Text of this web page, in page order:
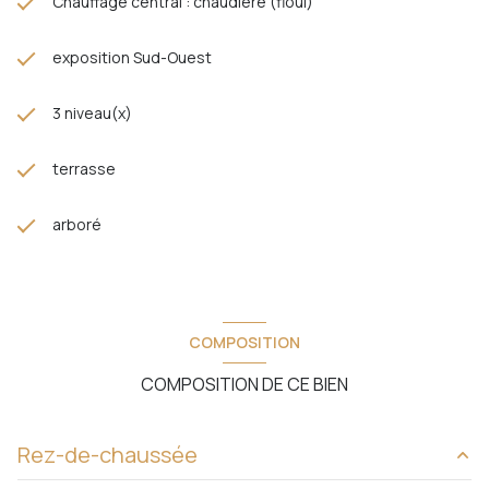
exposition Sud-Ouest
3 niveau(x)
terrasse
arboré
COMPOSITION
COMPOSITION DE CE BIEN
Rez-de-chaussée